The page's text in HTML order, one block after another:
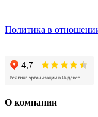
Политика в
О компании